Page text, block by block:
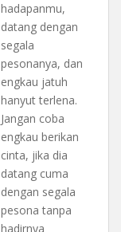
hadapanmu,
datang dengan
segala
pesonanya, dan
engkau jatuh
hanyut terlena.
Jangan coba
engkau berikan
cinta, jika dia
datang cuma
dengan segala
pesona tanpa
hadirnya